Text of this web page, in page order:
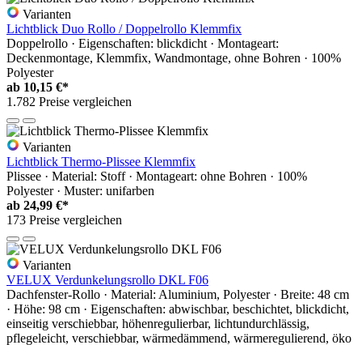
Varianten
Lichtblick Duo Rollo / Doppelrollo Klemmfix
Doppelrollo · Eigenschaften: blickdicht · Montageart:
Deckenmontage, Klemmfix, Wandmontage, ohne Bohren · 100%
Polyester
ab 10,15 €*
1.782 Preise vergleichen
Varianten
Lichtblick Thermo-Plissee Klemmfix
Plissee · Material: Stoff · Montageart: ohne Bohren · 100%
Polyester · Muster: unifarben
ab 24,99 €*
173 Preise vergleichen
Varianten
VELUX Verdunkelungsrollo DKL F06
Dachfenster-Rollo · Material: Aluminium, Polyester · Breite: 48 cm
· Höhe: 98 cm · Eigenschaften: abwischbar, beschichtet, blickdicht,
einseitig verschiebbar, höhenregulierbar, lichtundurchlässig,
pflegeleicht, verschiebbar, wärmedämmend, wärmeregulierend, öko